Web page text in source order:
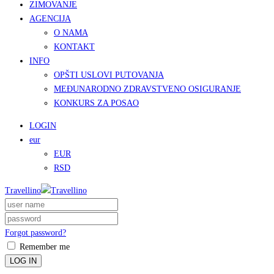
ZIMOVANJE
AGENCIJA
O NAMA
KONTAKT
INFO
OPŠTI USLOVI PUTOVANJA
MEĐUNARODNO ZDRAVSTVENO OSIGURANJE
KONKURS ZA POSAO
LOGIN
eur
EUR
RSD
Travellino
Forgot password?
Remember me
LOG IN